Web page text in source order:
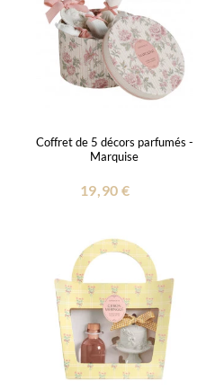
Coffret de 5 décors parfumés -
Marquise
19,90 €